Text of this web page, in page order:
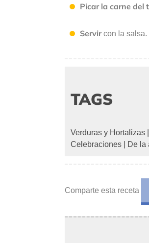
Picar la carne del
Servircon la salsa.
TAGS
Verduras y Hortalizas
Celebraciones
De la
Comparte esta receta